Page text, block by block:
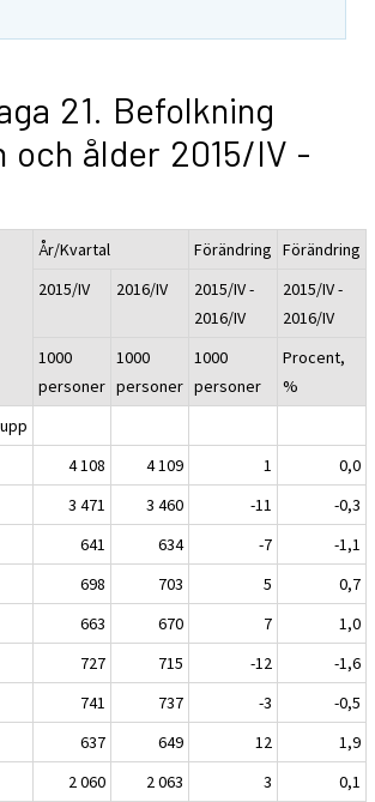
21. Befolkning
och ålder 2015/IV -
År/Kvartal Förändring Förändring
2015/IV
2016/IV
2015/IV -
2016/IV
2015/IV -
2016/IV
1000
personer
1000
personer
1000
personer
Procent,
%
4 108 4 109 1
0,0
3 471 3 460 -11
-0,3
641 634 -7
-1,1
698 703 5
0,7
663 670 7
1,0
727 715 -12
-1,6
741 737 -3
-0,5
637 649 12
1,9
2 060 2 063 3
0,1